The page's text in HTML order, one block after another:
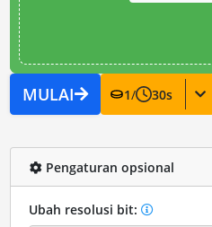
MULAI 1/ 30s
Pengaturan opsional
Ubah resolusi bit: